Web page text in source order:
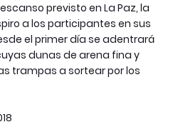
previsto en La Paz, la
a los participantes en sus
el primer día se adentrará
dunas de arena fina y
trampas a sortear por los